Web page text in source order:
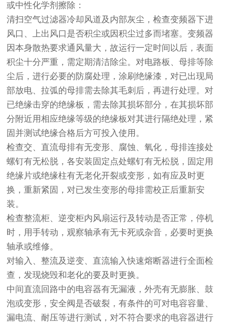
或中性化学剂擦除：
清扫空气过滤器冷却风道及内部灰尘，检查变频器下进
风口、上出风口是否积尘或因积尘过多而堵塞。变频器
因本身散热要求通风量大，故运行一定时间以后，表面
积尘十分严重，需定期清洁除尘。对电路板、母排等除
尘后，进行必要的防腐处理，涂刷绝缘漆，对已出现局
部放电、拉弧的母排需去除其毛刺后，再进行处理。对
已绝缘击穿的绝缘板，需去除其损坏部分，在其损坏部
分附近用相应绝缘等级的绝缘板对其进行隔绝处理，紧
固并测试绝缘合格后方可投入使用。
检查交、直流母排有无变形、腐蚀、氧化，母排连接处
螺钉有无松脱，各安装固定点处螺钉有无松脱，固定用
绝缘片或绝缘柱有无老化开裂或变形，如有应及时更
换，重新紧固，对已发生变形的母排需校正后重新安
装。
检查整流柜、逆变柜内风扇运行及转动是否正常，停机
时，用手转动，观察轴承有无卡死或杂音，必要时更换
轴承或维修。
对输入、整流及逆变、直流输入快速熔断器进行全面检
查，发现烧毁和老化的要及时更换。
中间直流回路中的电容器有无漏液，外壳有无膨胀、鼓
泡或变形，安全阀是否破裂，有条件的可对电容容量、
漏电流、耐压等进行测试，对不符合要求的电容器进行